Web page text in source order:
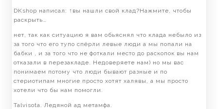
DKshop написал: ↑вы нашли свой клад?Нажмите, чтобы
раскрыть…
нет, так как ситуацию я вам обьяснял что клада небыло из
за того что его тупо спёрли левые люди а мы попали на
бабки , и за того что не фоткали место до раскопок вы нам
отказали в перезакладе. Недоверяете нам) но мы вас
понимаем потому что люди бывают разные и по
стериотипам многие просто хотят халявы, а мы просто
хотели что бы нам помогли.
Talvisota. Ледяной ад метамфа.